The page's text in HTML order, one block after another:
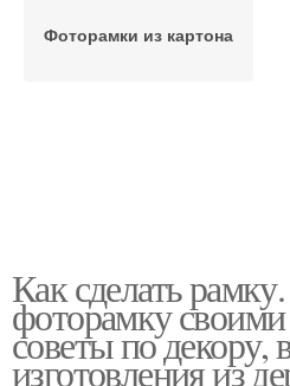
Фоторамки из картона
Как сделать
фоторамку
советы по декору,
изготовления из